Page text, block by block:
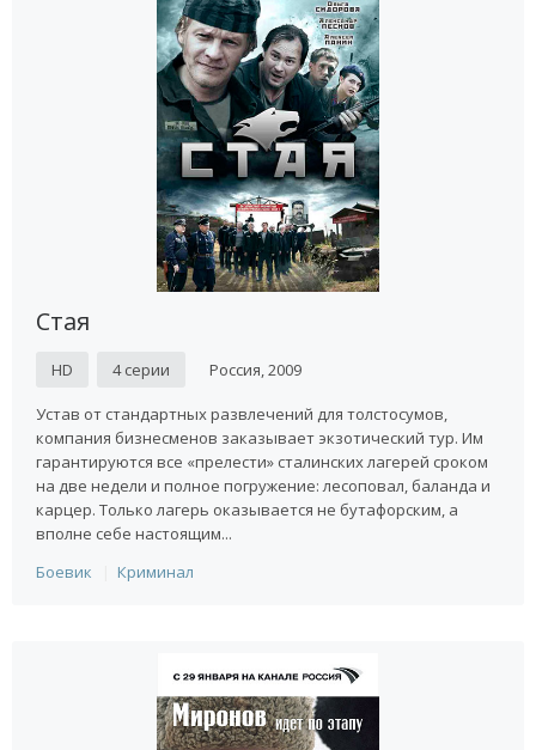
Стая
HD 4 серии Россия, 2009
Устав от стандартных развлечений для толстосумов,
компания бизнесменов заказывает экзотический тур. Им
гарантируются все «прелести» сталинских лагерей сроком
на две недели и полное погружение: лесоповал, баланда и
карцер. Только лагерь оказывается не бутафорским, а
вполне себе настоящим...
Боевик
Криминал